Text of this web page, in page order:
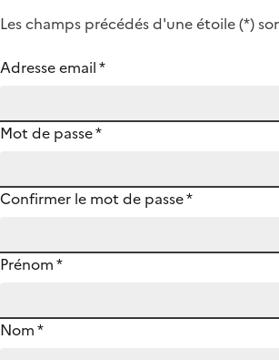
Les champs précédés d'une étoile (*)
Adresse email*
Mot de passe*
Confirmer le mot de passe*
Prénom*
Nom*